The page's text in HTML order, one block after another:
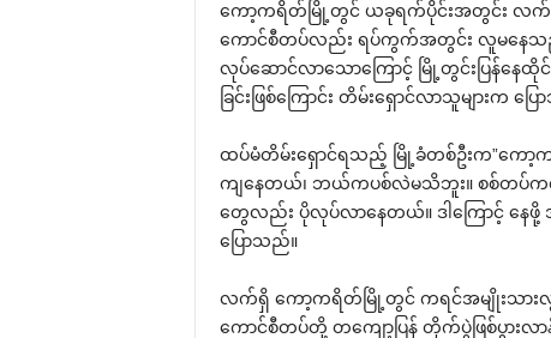
ကော့ကရိတ်မြို့တွင် ယခုရက်ပိုင်းအတွင်း လက်န
ကောင်စီတပ်လည်း ရပ်ကွက်အတွင်း လူမနေသည့်
လုပ်ဆောင်လာသောကြောင့် မြို့တွင်းပြန်နေ
ခြင်းဖြစ်ကြောင်း တိမ်းရှောင်လာသူများက ပြ
ထပ်မံတိမ်းရှောင်ရသည့် မြို့ခံတစ်ဦးက”ကေ
ကျနေတယ်၊ ဘယ်ကပစ်လဲမသိဘူး။ စစ်တပ်က
တွေလည်း ပိုလုပ်လာနေတယ်။ ဒါကြောင့်
ပြောသည်။
လက်ရှိ ကော့ကရိတ်မြို့တွင် ကရင်အမျိုးသားလွတ်
ကောင်စီတပ်တို့ တကျော့ပြန် တိုက်ပွဲဖြစ်ပွားလာနို